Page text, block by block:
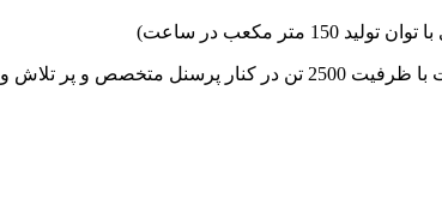
جهاد بتن با فضای کارگاهی و به کار گیری سه دستگاه بچینگ پلانت